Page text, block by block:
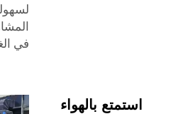
في
استمتع بالهواء